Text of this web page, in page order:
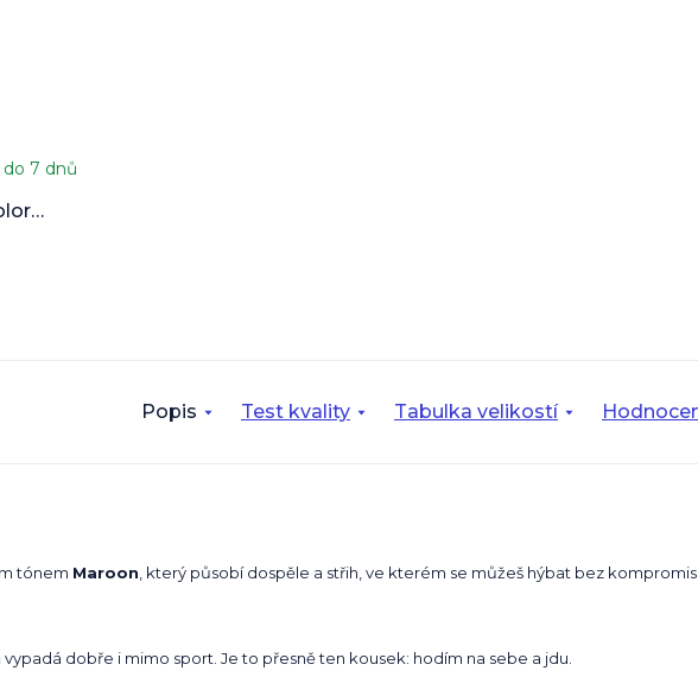
7 dnů
Popis Test kvality Tabulka velikostí
tónem Maroon , který působí dospěle a střih, ve kterém se můžeš hýbat bez
dobře i mimo sport. Je to přesně ten kousek: hodím na sebe a jdu.